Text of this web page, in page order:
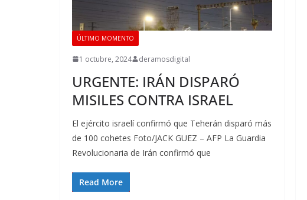
ÚLTIMO MOMENTO
1 octubre, 2024 deramosdigital
URGENTE: IRÁN DISPARÓ
MISILES CONTRA ISRAEL
El ejército israelí confirmó que Teherán disparó más
de 100 cohetes Foto/JACK GUEZ – AFP La Guardia
Revolucionaria de Irán confirmó que
Read More